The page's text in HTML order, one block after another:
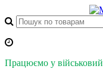
Працюємо у